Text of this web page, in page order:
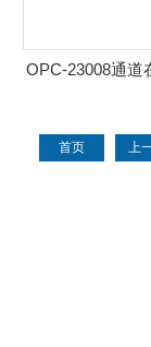
OPC-23008通道
首页 上